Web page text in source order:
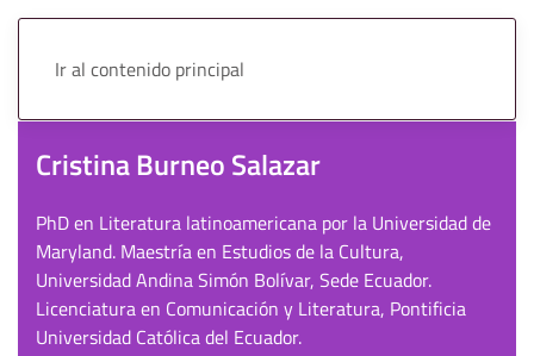
Ir al contenido principal
Cristina Burneo Salazar
PhD en Literatura latinoamericana por la Universidad de
Maryland. Maestría en Estudios de la Cultura,
Universidad Andina Simón Bolívar, Sede Ecuador.
Licenciatura en Comunicación y Literatura, Pontificia
Universidad Católica del Ecuador.